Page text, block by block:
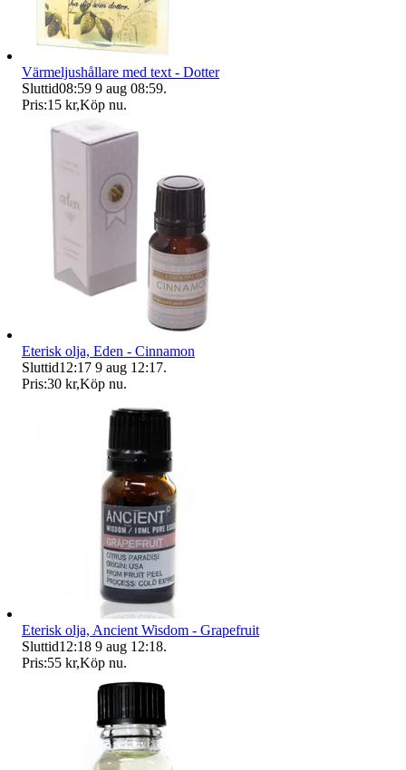
Värmeljushållare med text - Dotter
Sluttid08:59 9 aug 08:59.
Pris:15 kr,Köp nu.
Eterisk olja, Eden - Cinnamon
Sluttid12:17 9 aug 12:17.
Pris:30 kr,Köp nu.
Eterisk olja, Ancient Wisdom - Grapefruit
Sluttid12:18 9 aug 12:18.
Pris:55 kr,Köp nu.